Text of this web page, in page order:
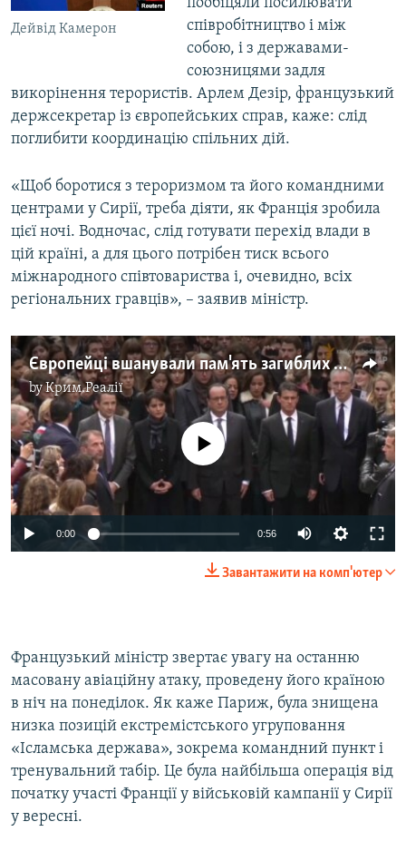
Дейвід Камерон
співробітництво і між
собою, і з державами-
союзницями задля
викорінення терористів. Арлем Дезір, французький
держсекретар із європейських справ, каже: слід
поглибити координацію спільних дій.
«Щоб боротися з тероризмом та його командними
центрами у Сирії, треба діяти, як Франція зробила
цієї ночі. Водночас, слід готувати перехід влади в
цій країні, а для цього потрібен тиск всього
міжнародного співтовариства і, очевидно, всіх
регіональних гравців», – заявив міністр.
Європейці вшанували пам'ять загиблих від терактів у Парижі хвилиною мовчання (відео)
byКрим.Реалії
No media source currently available
0:00 0:56
Завантажити на комп'ютер
Французький міністр звертає увагу на останню
масовану авіаційну атаку, проведену його країною
в ніч на понеділок. Як каже Париж, була знищена
низка позицій екстремістського угруповання
«Ісламська держава», зокрема командний пункт і
тренувальний табір. Це була найбільша операція від
початку участі Франції у військовій кампанії у Сирії
у вересні.